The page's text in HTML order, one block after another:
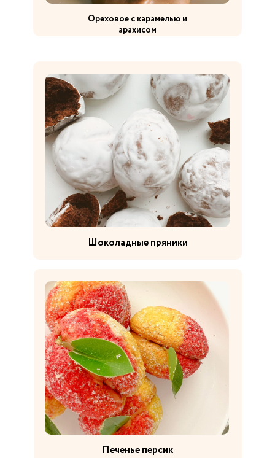
Ореховое с карамелью и
арахисом
Пирог с кремом
Шоколадные пряники
Печенье персик